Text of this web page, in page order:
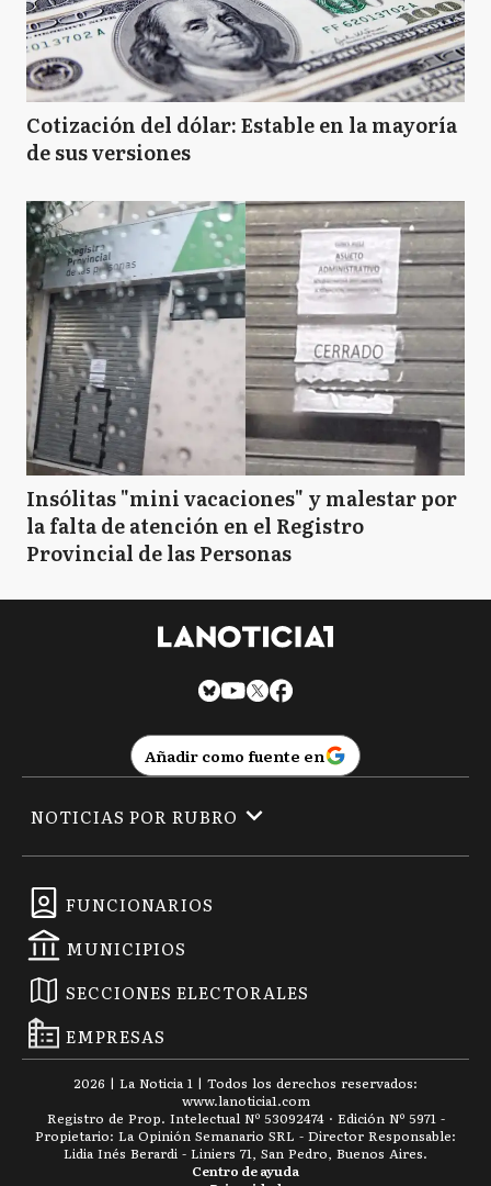
Cotización del dólar: Estable en la mayoría
de sus versiones
Insólitas "mini vacaciones" y malestar por
la falta de atención en el Registro
Provincial de las Personas
Añadir como fuente en
FUNCIONARIOS
MUNICIPIOS
SECCIONES ELECTORALES
EMPRESAS
NOTICIAS POR RUBRO
2026 | La Noticia 1 | Todos los derechos reservados:
www.lanoticia1.com
Registro de Prop. Intelectual Nº 53092474 · Edición Nº 5971 -
Propietario: La Opinión Semanario SRL - Director Responsable:
Lidia Inés Berardi - Liniers 71, San Pedro, Buenos Aires.
Centro de ayuda